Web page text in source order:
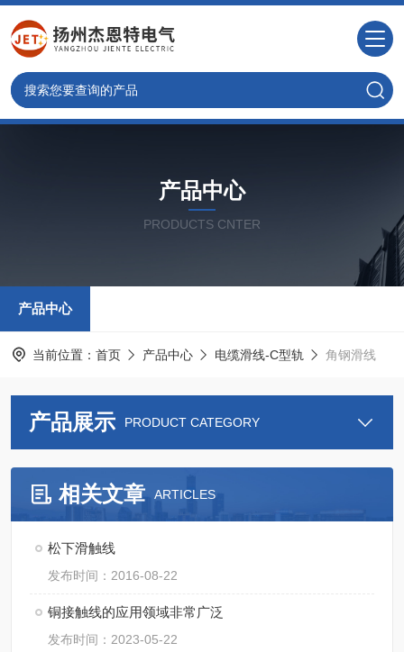
产品中心
PRODUCTS CNTER
产品中心
当前位置： 首页 产品中心 电缆滑线-C型轨 角钢滑线
产品展示 PRODUCT CATEGORY
相关文章 ARTICLES
松下滑触线
发布时间：2016-08-22
铜接触线的应用领域非常广泛
发布时间：2023-05-22